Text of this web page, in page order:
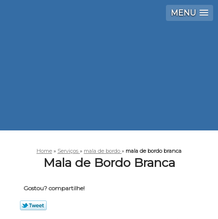
MENU
Home » Serviços » mala de bordo » mala de bordo branca
Mala de Bordo Branca
Gostou? compartilhe!